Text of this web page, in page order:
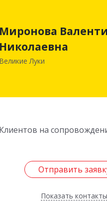
Миронова
Николаевна
Великие Луки
Клиентов на
Отправить
Показать контакты
Отправить
Назад